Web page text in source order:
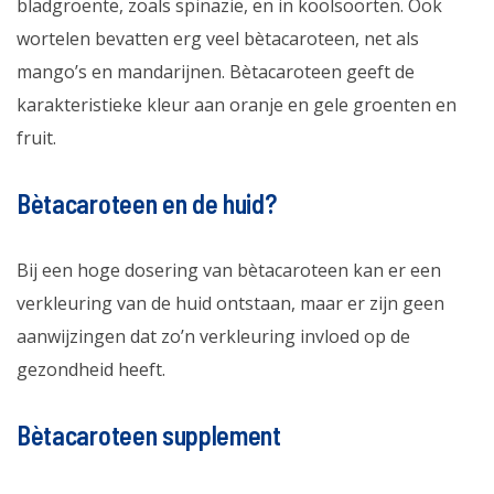
bladgroente, zoals spinazie, en in koolsoorten. Ook
wortelen bevatten erg veel bètacaroteen, net als
mango’s en mandarijnen. Bètacaroteen geeft de
karakteristieke kleur aan oranje en gele groenten en
fruit.
Bètacaroteen en de huid?
Bij een hoge dosering van bètacaroteen kan er een
verkleuring van de huid ontstaan, maar er zijn geen
aanwijzingen dat zo’n verkleuring invloed op de
gezondheid heeft.
Bètacaroteen supplement